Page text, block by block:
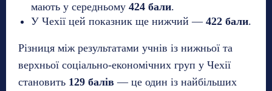
мають у середньому 424 бали.
У Чехії цей показник ще нижчий — 422 бали.
Різниця між результатами учнів із нижньої та
верхньої соціально-економічних груп у Чехії
становить 129 балів — це один із найбільших